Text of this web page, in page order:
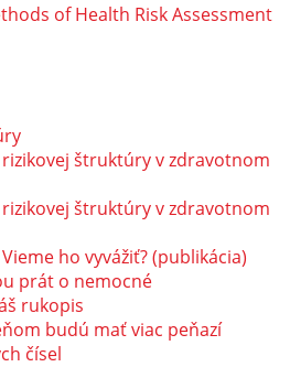
of Health Risk Assessment
štruktúry v zdravotnom
štruktúry v zdravotnom
ho vyvážiť? (publikácia)
prát o nemocné
rukopis
budú mať viac peňazí
čísel